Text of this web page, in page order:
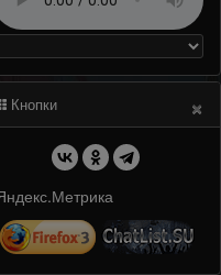
Кнопки ×